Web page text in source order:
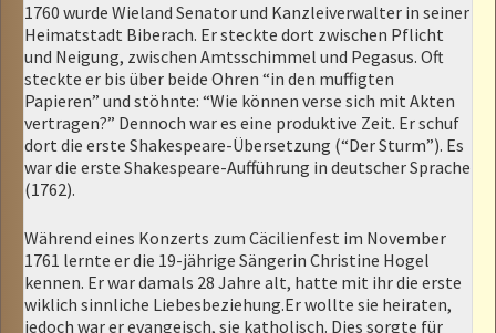
1760 wurde Wieland Senator und Kanzleiverwalter in seiner
Heimatstadt Biberach. Er steckte dort zwischen Pflicht
und Neigung, zwischen Amtsschimmel und Pegasus. Oft
steckte er bis über beide Ohren “in den muffigten
Papieren” und stöhnte: “Wie können verse sich mit Akten
vertragen?” Dennoch war es eine produktive Zeit. Er schuf
dort die erste Shakespeare-Übersetzung (“Der Sturm”). Es
war die erste Shakespeare-Aufführung in deutscher Sprache
(1762).
Während eines Konzerts zum Cäcilienfest im November
1761 lernte er die 19-jährige Sängerin Christine Hogel
kennen. Er war damals 28 Jahre alt, hatte mit ihr die erste
wiklich sinnliche Liebesbeziehung.Er wollte sie heiraten,
jedoch war er evangeisch, sie katholisch. Dies sorgte für